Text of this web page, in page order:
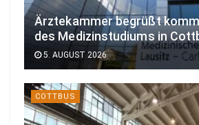
Ärztekammer begrüßt
des Medizinstudiums in
5. AUGUST 2026
COTTBUS